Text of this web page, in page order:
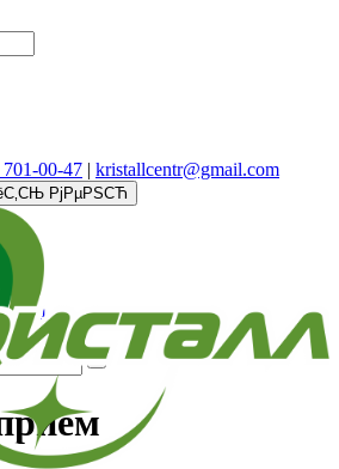
00-47 | kristallcentr@gmail.com
РјРµРЅСЋ